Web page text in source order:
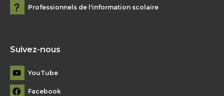
Professionnels de l'information scolaire
Suivez-nous
YouTube
Facebook